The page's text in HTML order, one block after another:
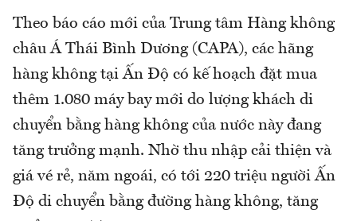
Theo báo cáo mới của Trung tâm Hàng không
châu Á Thái Bình Dương (CAPA), các hãng
hàng không tại Ấn Độ có kế hoạch đặt mua
thêm 1.080 máy bay mới do lượng khách di
chuyển bằng hàng không của nước này đang
tăng trưởng mạnh. Nhờ thu nhập cải thiện và
giá vé rẻ, năm ngoái, có tới 220 triệu người Ấn
Độ di chuyển bằng đường hàng không, tăng